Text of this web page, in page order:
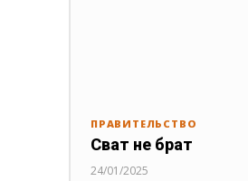
ПРАВИТЕЛЬСТВО
Сват не брат
24/01/2025